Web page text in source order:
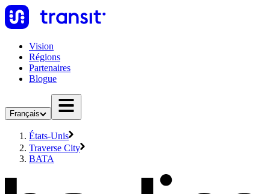
Vision
Régions
Partenaires
Blogue
Français
États-Unis
Traverse City
BATA